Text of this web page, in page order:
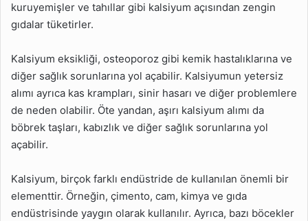
kuruyemişler ve tahıllar gibi kalsiyum açısından zengin
gıdalar tüketirler.
Kalsiyum eksikliği, osteoporoz gibi kemik hastalıklarına ve
diğer sağlık sorunlarına yol açabilir. Kalsiyumun yetersiz
alımı ayrıca kas krampları, sinir hasarı ve diğer problemlere
de neden olabilir. Öte yandan, aşırı kalsiyum alımı da
böbrek taşları, kabızlık ve diğer sağlık sorunlarına yol
açabilir.
Kalsiyum, birçok farklı endüstride de kullanılan önemli bir
elementtir. Örneğin, çimento, cam, kimya ve gıda
endüstrisinde yaygın olarak kullanılır. Ayrıca, bazı böcekler